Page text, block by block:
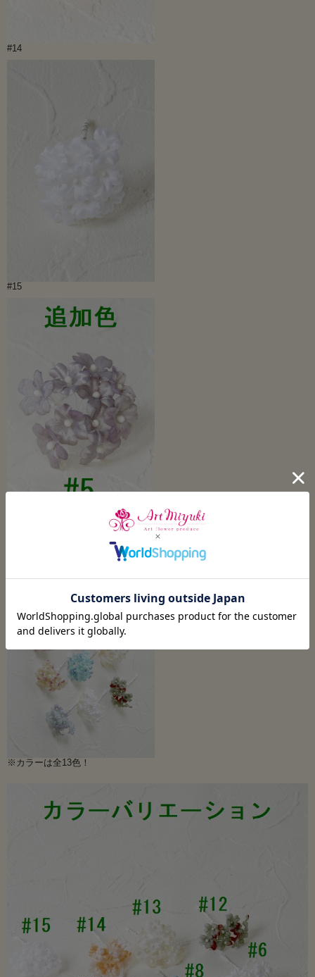
#14
#15
※カラーは全13色！